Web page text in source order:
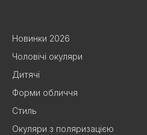
Новинки 2026
Чоловічі окуляри
Дитячі
Форми обличчя
Стиль
Окуляри з поляризацією